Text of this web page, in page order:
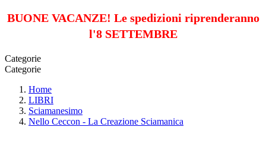
BUONE VACANZE! Le spedizioni riprenderanno
l'8 SETTEMBRE
Categorie
Categorie
Home
LIBRI
Sciamanesimo
Nello Ceccon - La Creazione Sciamanica